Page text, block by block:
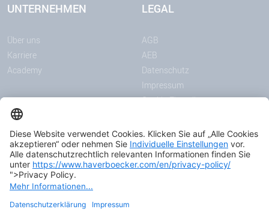
UNTERNEHMEN
Über uns
Karriere
Academy
LEGAL
AGB
AEB
Datenschutz
Impressum
Cookie-Einstellungen
MITTEILUNGEN
News
Messen & Events
MEDIEN
Downloadcenter